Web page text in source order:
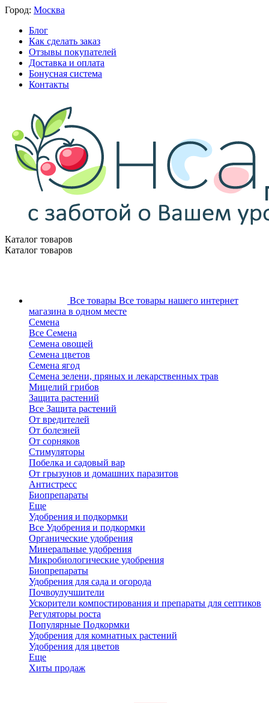
Город: Москва
Блог
Как сделать заказ
Отзывы покупателей
Доставка и оплата
Бонусная система
Контакты
Каталог товаров
Каталог товаров
Все товары Все товары нашего интернет
магазина в одном месте
Семена
Все Семена
Семена овощей
Семена цветов
Семена ягод
Семена зелени, пряных и лекарственных трав
Мицелий грибов
Защита растений
Все Защита растений
От вредителей
От болезней
От сорняков
Стимуляторы
Побелка и садовый вар
От грызунов и домашних паразитов
Антистресс
Биопрепараты
Еще
Удобрения и подкормки
Все Удобрения и подкормки
Органические удобрения
Минеральные удобрения
Микробиологические удобрения
Биопрепараты
Удобрения для сада и огорода
Почвоулучшители
Ускорители компостирования и препараты для септиков
Регуляторы роста
Популярные Подкормки
Удобрения для комнатных растений
Удобрения для цветов
Еще
Хиты продаж